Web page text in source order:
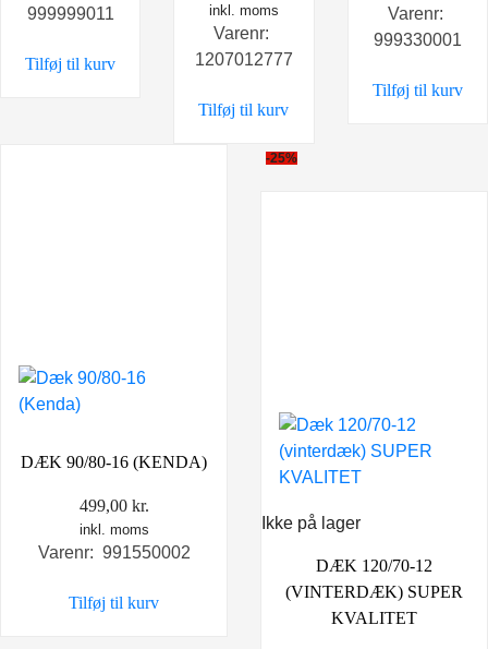
999999011
Tilføj til kurv
oprindelige
pris
var:
aktuelle
er:
inkl. moms
Varenr:
1207012777
Tilføj til kurv
Varenr:
999330001
Tilføj til kurv
DÆK 90/80-16 (KENDA)
499,00 kr.
inkl. moms
Varenr: 991550002
Tilføj til kurv
-25%
Ikke på lager
DÆK 120/70-12
(VINTERDÆK) SUPER
KVALITET